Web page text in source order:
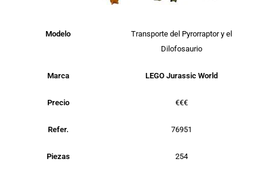
Modelo
Transporte del Pyrorraptor y el
Dilofosaurio
Marca LEGO Jurassic World
Precio €€€
Refer. 76951
Piezas 254